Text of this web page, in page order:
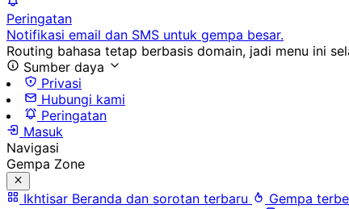
Peringatan
Notifikasi email dan SMS untuk gempa besar.
Routing bahasa tetap berbasis domain, jadi menu ini
Sumber daya
Privasi
Hubungi kami
Peringatan
Masuk
Navigasi
Gempa Zone
Ikhtisar Beranda dan sorotan terbaru Gempa